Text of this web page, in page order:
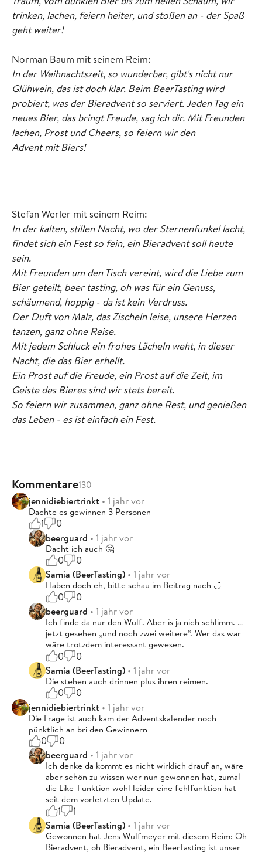
trinken, lachen, feiern heiter, und stoßen an - der Spaß
geht weiter!
Norman Baum mit seinem Reim:
In der Weihnachtszeit, so wunderbar, gibt's nicht nur
Glühwein, das ist doch klar. Beim BeerTasting wird
probiert, was der Bieradvent so serviert. Jeden Tag ein
neues Bier, das bringt Freude, sag ich dir. Mit Freunden
lachen, Prost und Cheers, so feiern wir den
Advent mit Biers!
Stefan Werler mit seinem Reim:
In der kalten, stillen Nacht, wo der Sternenfunkel lacht,
findet sich ein Fest so fein, ein Bieradvent soll heute
sein.
Mit Freunden um den Tisch vereint, wird die Liebe zum
Bier geteilt, beer tasting, oh was für ein Genuss,
schäumend, hoppig - da ist kein Verdruss.
Der Duft von Malz, das Zischeln leise, unsere Herzen
tanzen, ganz ohne Reise.
Mit jedem Schluck ein frohes Lächeln weht, in dieser
Nacht, die das Bier erhellt.
Ein Prost auf die Freude, ein Prost auf die Zeit, im
Geiste des Bieres sind wir stets bereit.
So feiern wir zusammen, ganz ohne Rest, und genießen
das Leben - es ist einfach ein Fest.
Kommentare130
jennidiebiertrinkt • 1 jahr vor
Dachte es gewinnen 3 Personen
1
0
beerguard • 1 jahr vor
Dacht ich auch 🤔
0
0
Samia (BeerTasting) • 1 jahr vor
Haben doch eh, bitte schau im Beitrag nach ◡̈
0
0
beerguard • 1 jahr vor
Ich finde da nur den Wulf. Aber is ja nich schlimm. …
jetzt gesehen „und noch zwei weitere“. Wer das war
wäre trotzdem interessant gewesen.
0
0
Samia (BeerTasting) • 1 jahr vor
Die stehen auch drinnen plus ihren reimen.
0
0
jennidiebiertrinkt • 1 jahr vor
Die Frage ist auch kam der Adventskalender noch
pünktlich an bri den Gewinnern
0
0
beerguard • 1 jahr vor
Ich denke da kommt es nicht wirklich drauf an, wäre
aber schön zu wissen wer nun gewonnen hat, zumal
die Like-Funktion wohl leider eine fehlfunktion hat
seit dem vorletzten Update.
1
1
Samia (BeerTasting) • 1 jahr vor
Gewonnen hat Jens Wulfmeyer mit diesem Reim: Oh
Bieradvent, oh Bieradvent, ein BeerTasting ist unser